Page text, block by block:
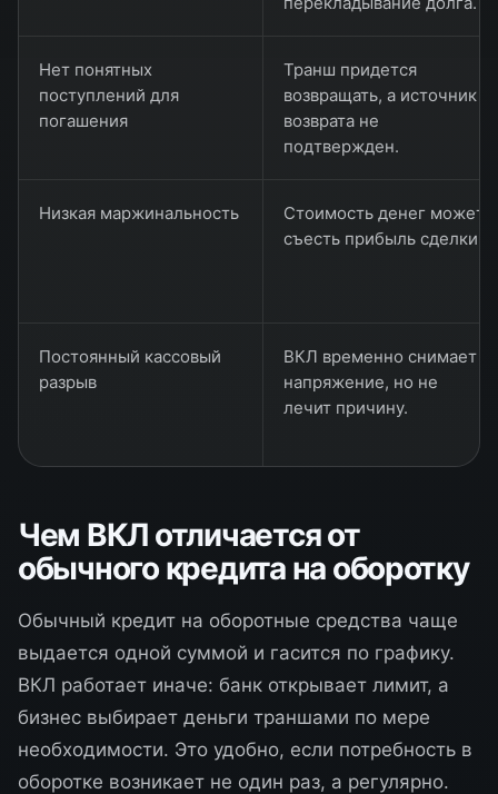
Нет понятных
поступлений для
погашения
Транш придется
возвращать, а источник
возврата не
подтвержден.
Низкая маржинальность
Стоимость денег может
съесть прибыль сделки.
Постоянный кассовый
разрыв
ВКЛ временно снимает
напряжение, но не
лечит причину.
Чем ВКЛ отличается от
обычного кредита на оборотку
Обычный кредит на оборотные средства чаще
выдается одной суммой и гасится по графику.
ВКЛ работает иначе: банк открывает лимит, а
бизнес выбирает деньги траншами по мере
необходимости. Это удобно, если потребность в
оборотке возникает не один раз, а регулярно.